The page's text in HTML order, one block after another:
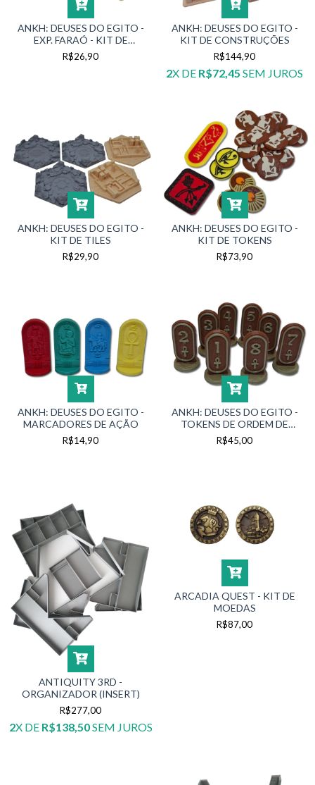
ANKH: DEUSES DO EGITO -
EXP. FARAÓ - KIT DE
MONUMENTOS
R$26,90
ANKH: DEUSES DO EGITO -
KIT DE CONSTRUÇÕES
R$144,90
2X DE R$72,45 SEM JUROS
ANKH: DEUSES DO EGITO -
KIT DE TILES
R$29,90
ANKH: DEUSES DO EGITO -
KIT DE TOKENS
R$73,90
ANKH: DEUSES DO EGITO -
MARCADORES DE AÇÃO
R$14,90
ANKH: DEUSES DO EGITO -
TOKENS DE ORDEM DE
CONFLITO
R$45,00
ANTIQUITY 3RD -
ORGANIZADOR (INSERT)
R$277,00
2X DE R$138,50SEM JUROS
ARCADIA QUEST - KIT DE
MOEDAS
R$87,00